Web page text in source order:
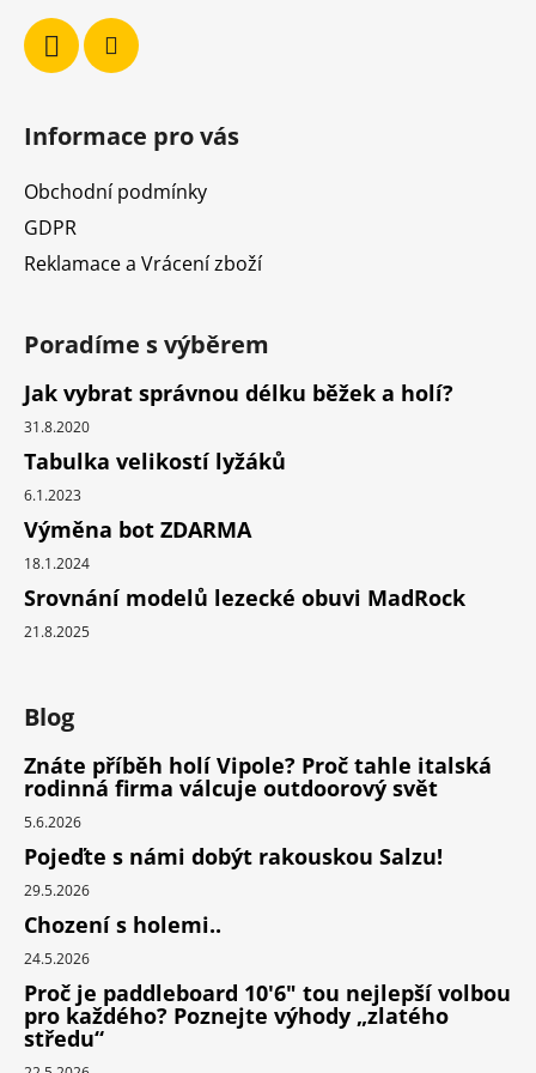
Informace pro vás
Obchodní podmínky
GDPR
Reklamace a Vrácení zboží
Poradíme s výběrem
Jak vybrat správnou délku běžek a holí?
31.8.2020
Tabulka velikostí lyžáků
6.1.2023
Výměna bot ZDARMA
18.1.2024
Srovnání modelů lezecké obuvi MadRock
21.8.2025
Blog
Znáte příběh holí Vipole? Proč tahle italská
rodinná firma válcuje outdoorový svět
5.6.2026
Pojeďte s námi dobýt rakouskou Salzu!
29.5.2026
Chození s holemi..
24.5.2026
Proč je paddleboard 10'6" tou nejlepší volbou
pro každého? Poznejte výhody „zlatého
středu“